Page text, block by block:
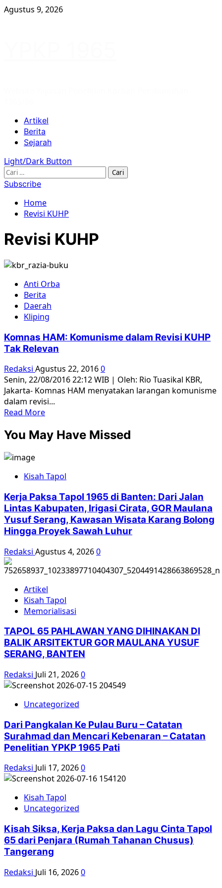
Skip
Agustus 9, 2026
Primary
Menu
Artikel
Berita
Sejarah
Light/Dark Button
Cari
untuk:
Subscribe
Home
Revisi KUHP
Revisi KUHP
Anti Orba
Berita
Daerah
Kliping
Komnas HAM: Komunisme dalam Revisi KUHP
Tak Relevan
Redaksi Agustus 22, 20160
Senin, 22/08/2016 22:12 WIB | Oleh: Rio Tuasikal KBR,
Jakarta- Komnas HAM menyatakan larangan komunisme
dalam revisi...
Read MoreRead
about
Komnas
dalam
KUHP
Tak
Relevan
You May Have Missed
Kisah Tapol
Kerja Paksa Tapol 1965 di Banten: Dari Jalan
Lintas Kabupaten, Irigasi Cirata, GOR Maulana
Yusuf Serang, Kawasan Wisata Karang Bolong
Hingga Proyek Sawah Luhur
Redaksi Agustus 4, 20260
Artikel
Kisah Tapol
Memorialisasi
TAPOL 65 PAHLAWAN YANG DIHINAKAN DI
BALIK ARSITEKTUR GOR MAULANA YUSUF
SERANG, BANTEN
Redaksi Juli 21, 20260
Uncategorized
Dari Pangkalan Ke Pulau Buru – Catatan
Surahmad dan Mencari Kebenaran – Catatan
Penelitian YPKP 1965 Pati
Redaksi Juli 17, 20260
Kisah Tapol
Uncategorized
Kisah Siksa, Kerja Paksa dan Lagu Cinta Tapol
65 dari Penjara (Rumah Tahanan Chusus)
Tangerang
Redaksi Juli 16, 20260